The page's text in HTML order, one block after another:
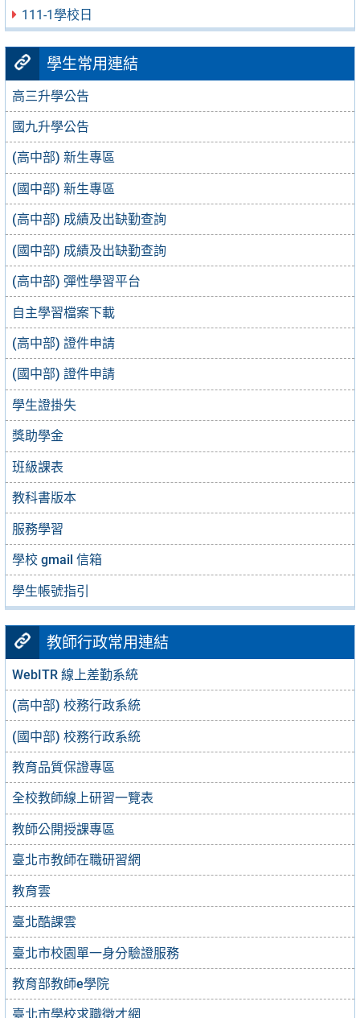
111-1學校日
學生常用連結
高三升學公告
國九升學公告
(高中部) 新生專區
(國中部) 新生專區
(高中部) 成績及出缺勤查詢
(國中部) 成績及出缺勤查詢
(高中部) 彈性學習平台
自主學習檔案下載
(高中部) 證件申請
(國中部) 證件申請
學生證掛失
獎助學金
班級課表
教科書版本
服務學習
學校 gmail 信箱
學生帳號指引
教師行政常用連結
WebITR 線上差勤系統
(高中部) 校務行政系統
(國中部) 校務行政系統
教育品質保證專區
全校教師線上研習一覽表
教師公開授課專區
臺北市教師在職研習網
教育雲
臺北酷課雲
臺北市校園單一身分驗證服務
教育部教師e學院
臺北市學校求職徵才網